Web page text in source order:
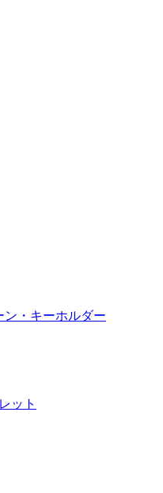
ン・キーホルダー
ット